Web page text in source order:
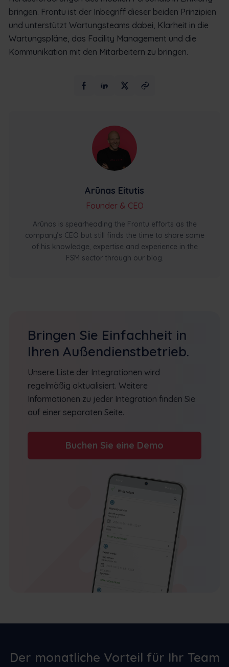
bringen. Frontu ist der Inbegriff dieser beiden Prinzipien
und unterstützt Wartungsteams dabei, Klarheit in die
Wartungspläne, das Facility Management und die
Kommunikation mit den Mitarbeitern zu bringen.
Arūnas Eitutis
Founder & CEO
Arūnas is spearheading the Frontu efforts as the
company’s CEO but still finds the time to share some
of his knowledge, expertise and experience in the
FSM sector through our blog.
Bringen Sie Einfachheit in
Ihren Außendienstbetrieb.
Unsere Liste der Integrationen wird
regelmäßig aktualisiert. Weitere
Informationen zu jeder Integration finden Sie
auf einer separaten Seite.
Buchen Sie eine Demo
Der monatliche Vorteil für Ihr Team